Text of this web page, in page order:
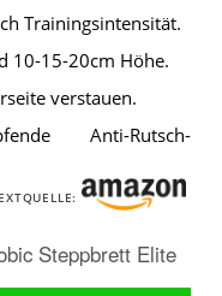
Trainingsintensität.
10-15-20cm Höhe.
verstauen.
Anti-Rutsch-
Steppbrett Elite